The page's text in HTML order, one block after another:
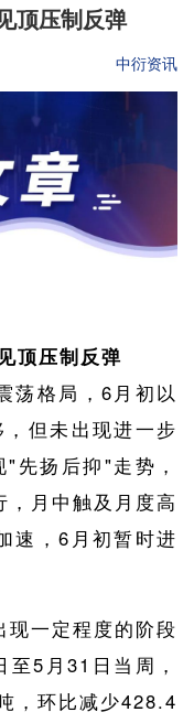
顶压制反弹
中衍资讯
顶压制反弹
荡格局，6月初以
但未出现进一步
先扬后抑"走势，
，月中触及月度高
速，6月初暂时进
现一定程度的阶段
5月31日当周，
，环比减少428.4